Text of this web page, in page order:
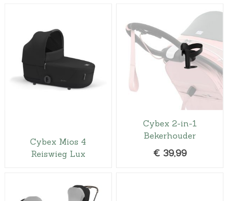
Cybex Mios 4
Reiswieg Lux
Cybex 2-in-1
Bekerhouder
€ 39,99